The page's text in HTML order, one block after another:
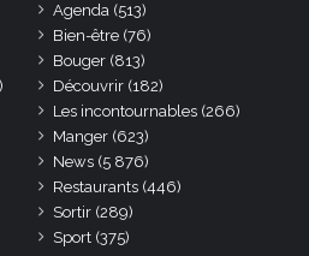
Agenda (513)
Bien-être (76)
Bouger (813)
Découvrir (182)
Les incontournables (266)
Manger (623)
News (5 876)
Restaurants (446)
Sortir (289)
Sport (375)